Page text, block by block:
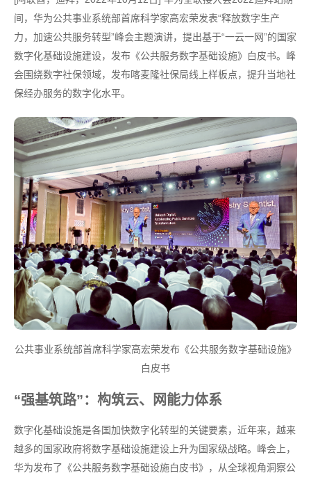
间，华为公共事业系统部首席科学家高宏荣发表“释放数字生产
力，加速公共服务转型”峰会主题演讲，提出基于“一云一网”的国家
数字化基础设施建设，发布《公共服务数字基础设施》白皮书。峰
会围绕数字社保领域，发布喀麦隆社保局线上样板点，提升当地社
保经办服务的数字化水平。
公共事业系统部首席科学家高宏荣发布《公共服务数字基础设施》
白皮书
“强基筑路”：构筑云、网能力体系
数字化基础设施是各国加快数字化转型的关键要素，近年来，越来
越多的国家政府将数字基础设施建设上升为国家级战略。峰会上，
华为发布了《公共服务数字基础设施白皮书》，从全球视角洞察公